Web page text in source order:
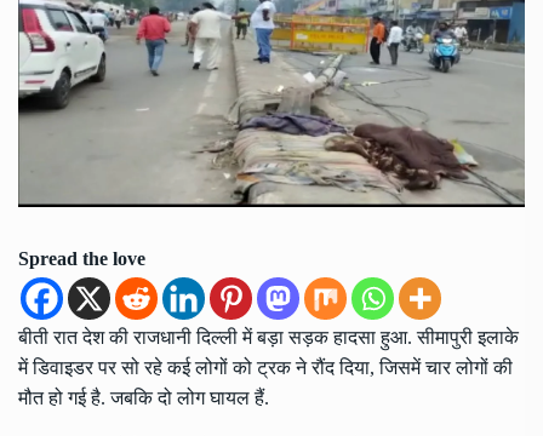
Spread the love
बीती रात देश की राजधानी दिल्ली में बड़ा सड़क हादसा हुआ. सीमापुरी इलाके
में डिवाइडर पर सो रहे कई लोगों को ट्रक ने रौंद दिया, जिसमें चार लोगों की
मौत हो गई है. जबकि दो लोग घायल हैं.